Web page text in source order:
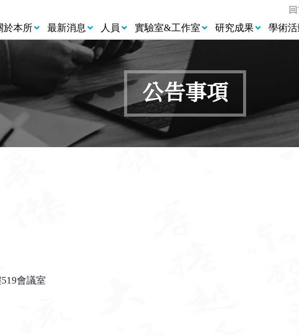
於本所 最新消息 人員 實驗室&工作室 研究成果 學術活
公告事項
會議室